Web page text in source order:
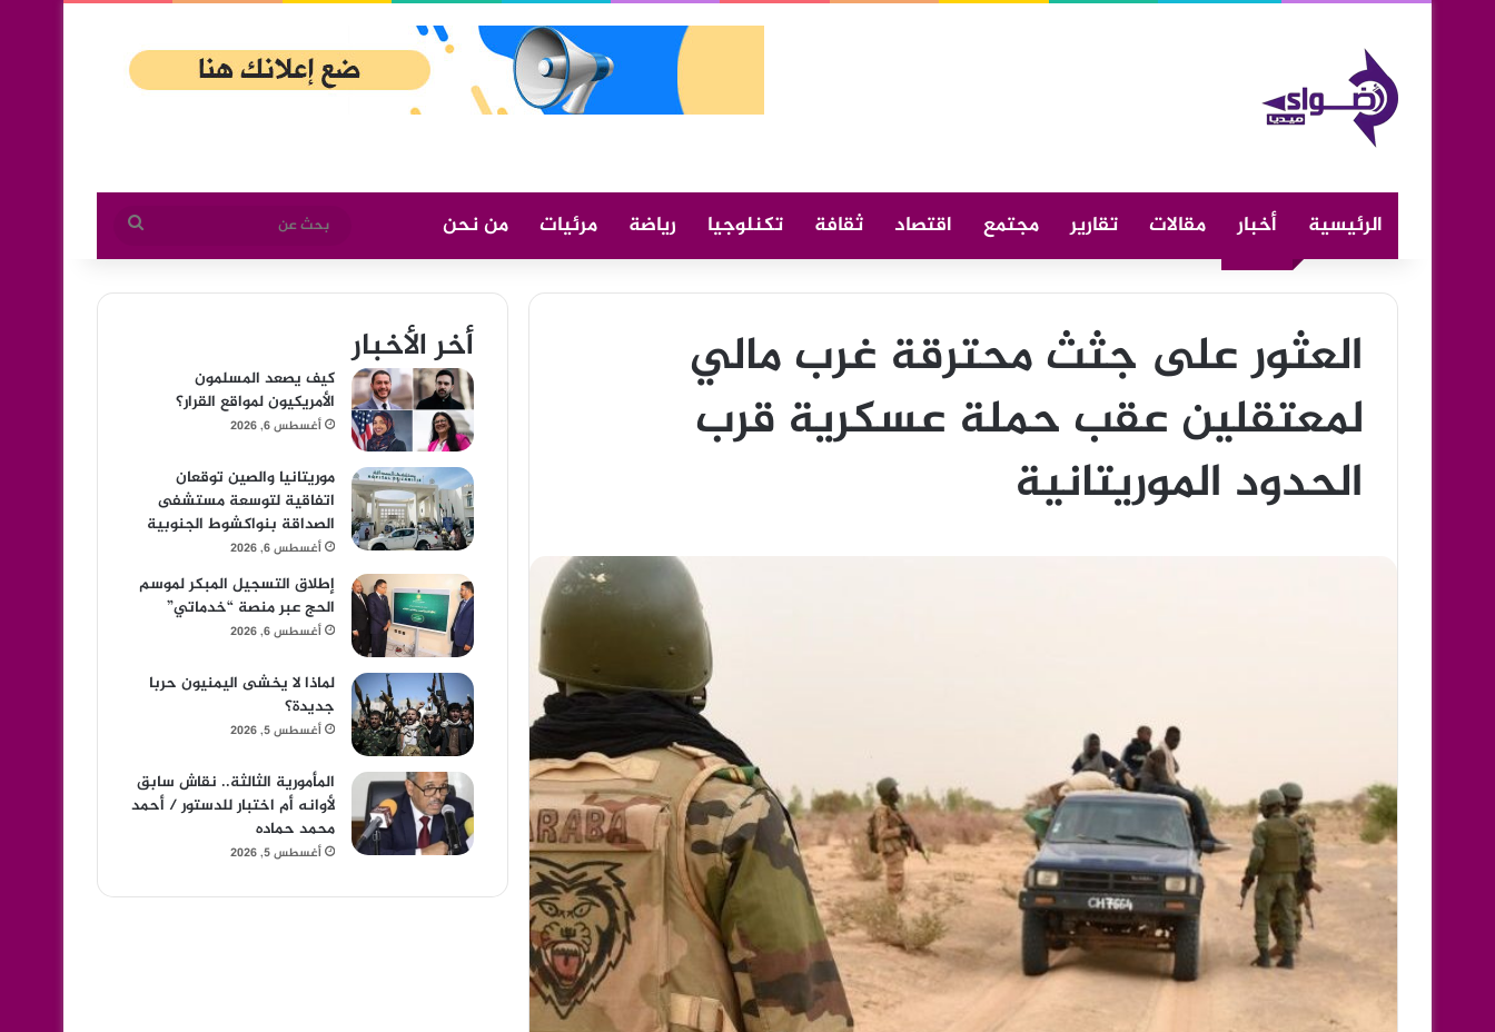
الرئيسية أخبار مقالات تقارير مجتمع اقتصاد ثقافة تكنلوجيا رياضة مرئيات من نحن
بحث
عن
العثور على جثث محترقة غرب مالي
لمعتقلين عقب حملة عسكرية قرب
الحدود الموريتانية
أخر الأخبار
كيف يصعد المسلمون
الأمريكيون لمواقع القرار؟
أغسطس 6, 2026
موريتانيا والصين توقعان
اتفاقية لتوسعة مستشفى
الصداقة بنواكشوط الجنوبية
أغسطس 6, 2026
إطلاق التسجيل المبكر لموسم
الحج عبر منصة “خدماتي”
أغسطس 6, 2026
لماذا لا يخشى اليمنيون حربا
جديدة؟
أغسطس 5, 2026
المأمورية الثالثة.. نقاش سابق
لأوانه أم اختبار للدستور / أحمد
محمد حماده
أغسطس 5, 2026